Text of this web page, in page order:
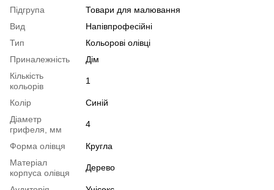
Підгрупа
Товари для малювання
Вид
Напівпрофесійні
Тип
Кольорові олівці
Приналежність
Дім
Кількість
кольорів
1
Колір
Синій
Діаметр
грифеля, мм
4
Форма олівця
Кругла
Матеріал
корпуса олівця
Дерево